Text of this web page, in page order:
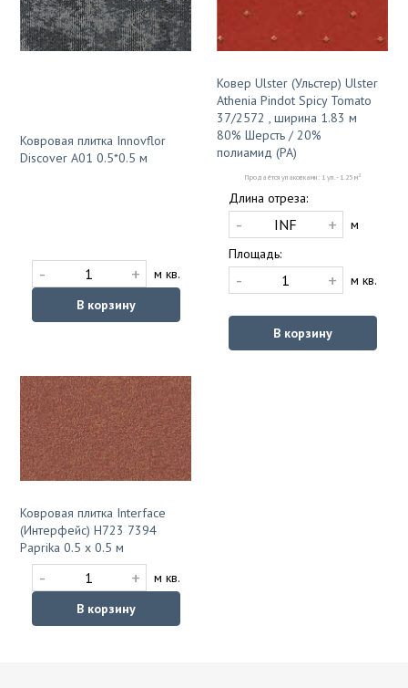
Ковровая плитка Innovflor
Discover A01 0.5*0.5 м
- +
м кв.
В корзину
Ковер Ulster (Ульстер) Ulster
Athenia Pindot Spicy Tomato
37/2572 , ширина 1.83 м
80% Шерсть / 20%
полиамид (PA)
Продаётся упаковками: 1 уп. - 1.25 м2
Длина отреза:
- +
м
Площадь:
- + м кв.
В корзину
Ковровая плитка Interface
(Интерфейс) H723 7394
Paprika 0.5 x 0.5 м
- +
м кв.
В корзину